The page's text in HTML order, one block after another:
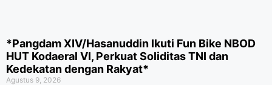
*Pangdam XIV/Hasanuddin Ikuti Fun Bike NBOD
HUT Kodaeral VI, Perkuat Soliditas TNI dan
Kedekatan dengan Rakyat*
Agustus 9, 2026